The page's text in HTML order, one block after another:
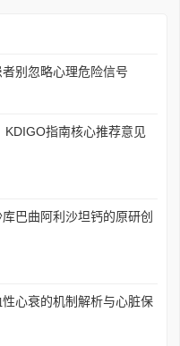
别忽略心理危险信号
指南核心推荐意见
巴曲阿利沙坦钙的原研创
心衰的机制解析与心脏保